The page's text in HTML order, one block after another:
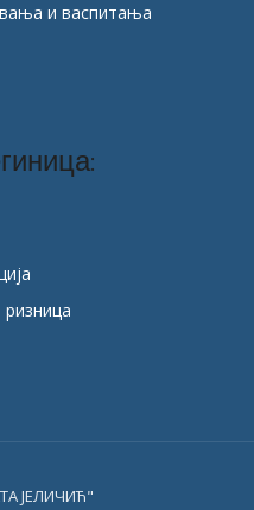
и васпитања
ЈЕЛИЧИЋ"